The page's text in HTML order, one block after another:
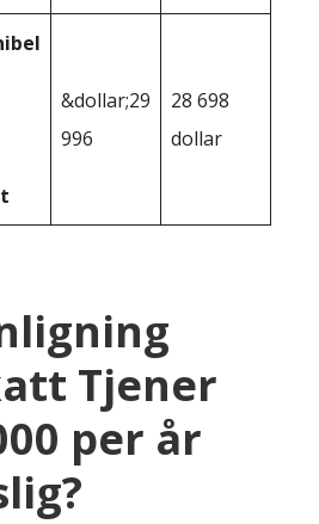
&dollar;29
996
28 698
dollar
Tjener
per år